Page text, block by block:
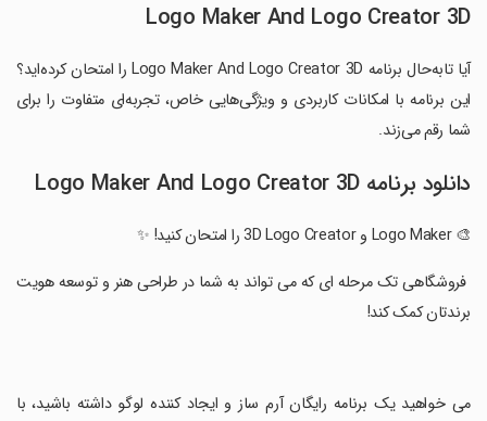
Logo Maker And Logo Creator 3D
آیا تابه‌حال برنامه Logo Maker And Logo Creator 3D را امتحان کرده‌اید؟
این برنامه با امکانات کاربردی و ویژگی‌هایی خاص، تجربه‌ای متفاوت را برای
شما رقم می‌زند.
دانلود برنامه Logo Maker And Logo Creator 3D
🎨 Logo Maker و 3D Logo Creator را امتحان کنید! ✨
‏ فروشگاهی تک مرحله ای که می تواند به شما در طراحی هنر و توسعه هویت
برندتان کمک کند!
‏می خواهید یک برنامه رایگان آرم ساز و ایجاد کننده لوگو داشته باشید، با